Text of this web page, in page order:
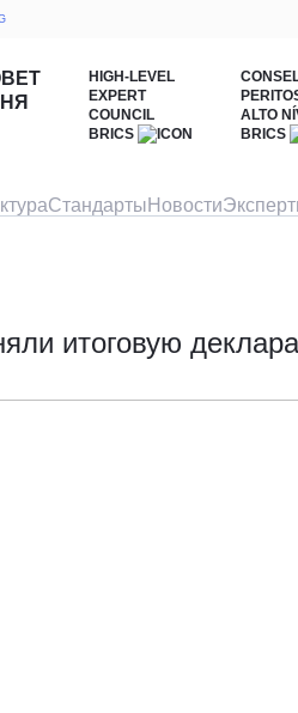
HIGH-LEVEL
EXPERT
COUNCIL
BRICS
ALTO
BRICS
Стандарты Новости
итоговую